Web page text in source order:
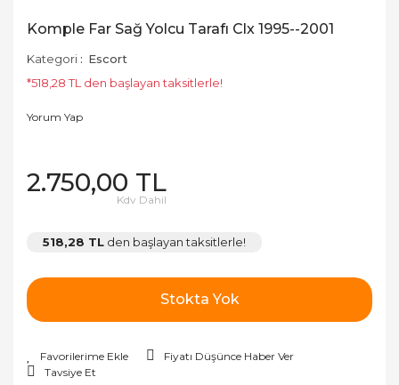
Komple Far Sağ Yolcu Tarafı Clx 1995--2001
Kategori
Escort
*518,28 TL den başlayan taksitlerle!
Yorum Yap
2.750,00 TL
Kdv Dahil
518,28 TL den başlayan taksitlerle!
Stokta Yok
Fiyatı Düşünce Haber Ver
Tavsiye Et